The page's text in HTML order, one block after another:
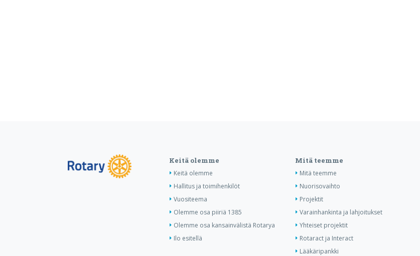
Keitä olemme
Keitä olemme
Hallitus ja toimihenkilöt
Vuositeema
Olemme osa piiriä 1385
Olemme osa kansainvälistä Rotarya
Ilo esitellä
Mitä teemme
Mitä teemme
Nuorisovaihto
Projektit
Varainhankinta ja lahjoitukset
Yhteiset projektit
Rotaract ja Interact
Lääkäripankki